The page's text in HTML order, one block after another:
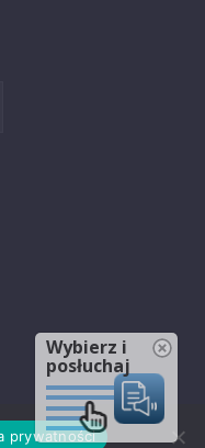
prywatności
Wybierz i
posłuchaj